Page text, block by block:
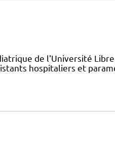
de l'Université
hospitaliers et